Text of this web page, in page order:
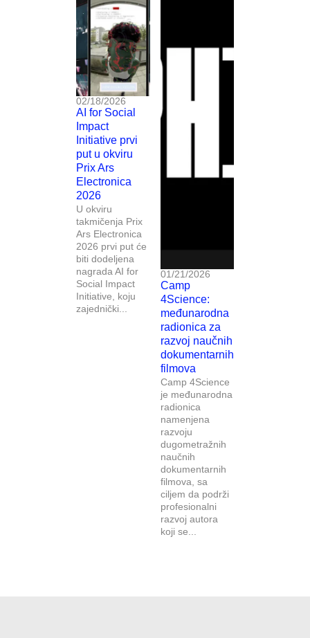
02/18/2026
AI for Social
Impact
Initiative prvi
put u okviru
Prix Ars
Electronica
2026
U okviru
takmičenja Prix
Ars Electronica
2026 prvi put će
biti dodeljena
nagrada AI for
Social Impact
Initiative, koju
zajednički...
01/21/2026
Camp
4Science:
međunarodna
radionica za
razvoj naučnih
dokumentarnih
filmova
Camp 4Science
je međunarodna
radionica
namenjena
razvoju
dugometražnih
naučnih
dokumentarnih
filmova, sa
ciljem da podrži
profesionalni
razvoj autora
koji se...